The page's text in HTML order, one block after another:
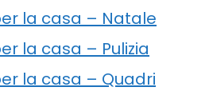
la casa – Natale
la casa – Pulizia
la casa – Quadri